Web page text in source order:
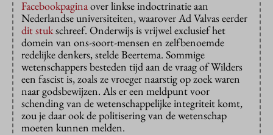
Facebookpaginaover linkse indoctrinatie aan
Nederlandse universiteiten, waarover Ad Valvas eerder
dit stukschreef. Onderwijs is vrijwel exclusief het
domein van ons-soort-mensen en zelfbenoemde
redelijke denkers, stelde Beertema. Sommige
wetenschappers besteden tijd aan de vraag of Wilders
een fascist is, zoals ze vroeger naarstig op zoek waren
naar godsbewijzen. Als er een meldpunt voor
schending van de wetenschappelijke integriteit komt,
zou je daar ook de politisering van de wetenschap
moeten kunnen melden.